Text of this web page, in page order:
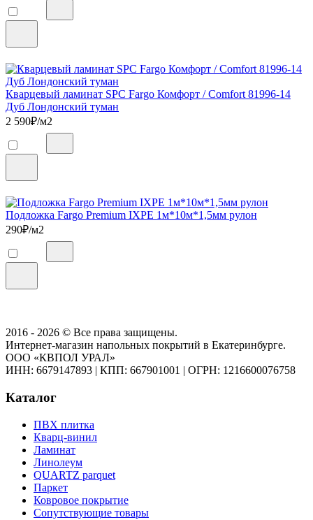
Кварцевый ламинат SPC Fargo Комфорт / Comfort 81996-14
Дуб Лондонский туман
2 590₽/м2
Подложка Fargo Premium IXPE 1м*10м*1,5мм рулон
290₽/м2
2016 - 2026 © Все права защищены.
Интернет-магазин напольных покрытий в Екатеринбурге.
ООО «КВПОЛ УРАЛ»
ИНН: 6679147893
КПП: 667901001 ОГРН: 1216600076758
Каталог
ПВХ плитка
Кварц-винил
Ламинат
Линолеум
QUARTZ parquet
Паркет
Ковровое покрытие
Сопутствующие товары